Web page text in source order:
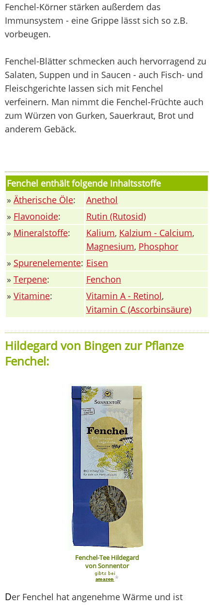
Fenchel-Körner stärken außerdem das
Immunsystem - eine Grippe lässt sich so z.B.
vorbeugen.
Fenchel-Blätter schmecken auch hervorragend zu
Salaten, Suppen und in Saucen - auch Fisch- und
Fleischgerichte lassen sich mit Fenchel
verfeinern. Man nimmt die Fenchel-Früchte auch
zum Würzen von Gurken, Sauerkraut, Brot und
anderem Gebäck.
Fenchel enthält folgende Inhaltsstoffe
» Ätherische Öle:
Anethol
» Flavonoide:
Rutin (Rutosid)
» Mineralstoffe: Kalium, Kalzium - Calcium,
Magnesium, Phosphor
» Spurenelemente: Eisen
» Terpene:
Fenchon
» Vitamine: Vitamin A - Retinol,
Vitamin C (Ascorbinsäure)
Hildegard von Bingen zur Pflanze
Fenchel:
Fenchel-Tee Hildegard
von Sonnentor
*
Der Fenchel hat angenehme Wärme und ist